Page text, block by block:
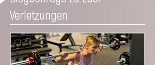
Verletzungen